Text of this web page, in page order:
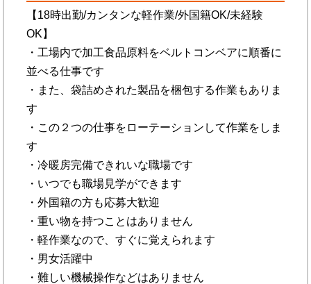
【18時出勤/カンタンな軽作業/外国籍OK/未経験
OK】
・工場内で加工食品原料をベルトコンベアに順番に
並べる仕事です
・また、袋詰めされた製品を梱包する作業もありま
す
・この２つの仕事をローテーションして作業をしま
す
・冷暖房完備できれいな職場です
・いつでも職場見学ができます
・外国籍の方も応募大歓迎
・重い物を持つことはありません
・軽作業なので、すぐに覚えられます
・男女活躍中
・難しい機械操作などはありません